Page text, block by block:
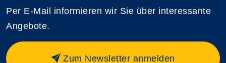
Per E-Mail informieren wir Sie über interessante
Angebote.
Zum Newsletter anmelden